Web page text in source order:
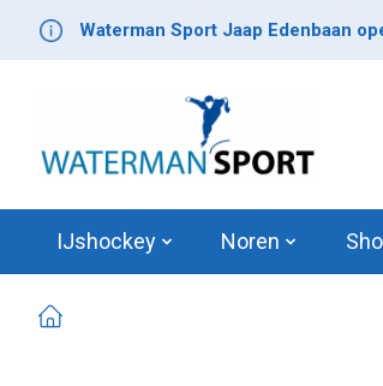
Waterman Sport Jaap Edenbaan
IJshockey Noren